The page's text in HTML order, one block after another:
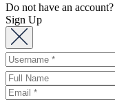
Do not have an account?
Sign Up